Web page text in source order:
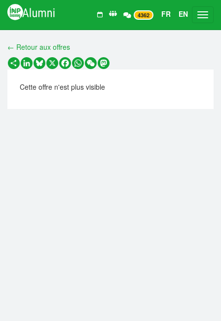
4362 FR EN
← Retour aux offres
PartagerLinkedIn
Bluesky
X Facebook
WhatsApp
WeChatMastodon
Cette offre n'est plus visible